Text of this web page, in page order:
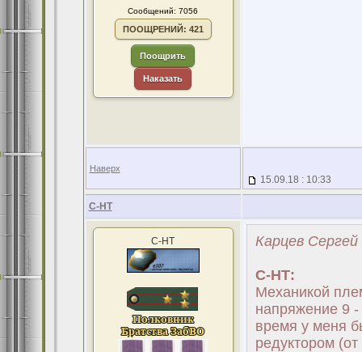
Сообщений: 7056
ПООЩРЕНИЙ: 421
Поощрить
Наказать
Наверх
15.09.18 : 10:33
С-НТ
С-НТ Карцев Сергей
С-НТ:
Механикой
напряжение 9
время у меня
редуктором